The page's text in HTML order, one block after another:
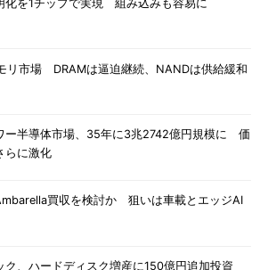
化を1チップで実現 組み込みも容易に
リ市場 DRAMは逼迫継続、NANDは供給緩和
ー半導体市場、35年に3兆2742億円規模に 価
らに激化
買収を検討か 狙いは車載とエッジAI
ク、ハードディスク増産に150億円追加投資